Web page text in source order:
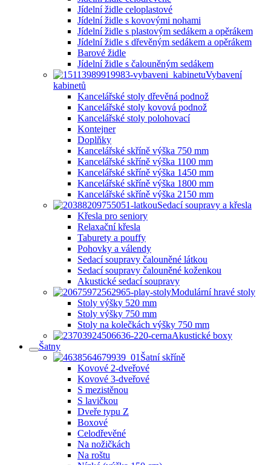
Jídelní židle celoplastové
Jídelní židle s kovovými nohami
Jídelní židle s plastovým sedákem a opěrákem
Jídelní židle s dřevěným sedákem a opěrákem
Barové židle
Jídelní židle s čalouněným sedákem
Vybavení
kabinetů
Kancelářské stoly dřevěná podnož
Kancelářské stoly kovová podnož
Kancelářské stoly polohovací
Kontejner
Doplňky
Kancelářské skříně výška 750 mm
Kancelářské skříně výška 1100 mm
Kancelářské skříně výška 1450 mm
Kancelářské skříně výška 1800 mm
Kancelářské skříně výška 2150 mm
Sedací soupravy a křesla
Křesla pro seniory
Relaxační křesla
Taburety a pouffy
Pohovky a válendy
Sedací soupravy čalouněné látkou
Sedací soupravy čalouněné koženkou
Akustické sedací soupravy
Modulární hravé stoly
Stoly výšky 520 mm
Stoly výšky 750 mm
Stoly na kolečkách výšky 750 mm
Akustické boxy
Šatny
Šatní skříně
Kovové 2-dveřové
Kovové 3-dveřové
S mezistěnou
S lavičkou
Dveře typu Z
Boxové
Celodřevěné
Na nožičkách
Na roštu